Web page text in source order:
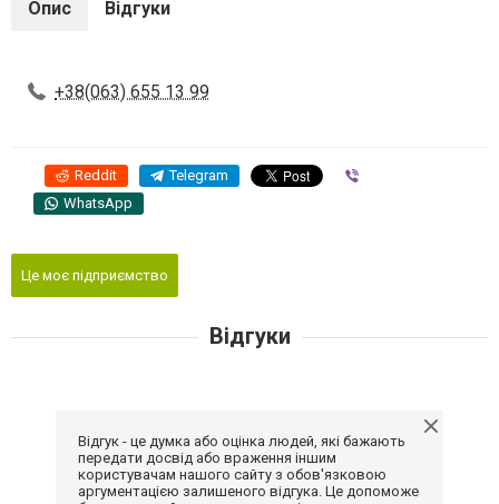
Опис Відгуки
+38(063) 655 13 99
Reddit Telegram
WhatsApp
Це моє підприємство
Відгуки
Відгук - це думка або оцінка людей, які бажають
передати досвід або враження іншим
користувачам нашого сайту з обов'язковою
аргументацією залишеного відгука. Це допоможе